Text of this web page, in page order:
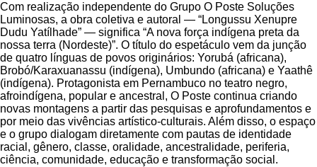
Com realização independente do Grupo O Poste Soluções
Luminosas, a obra coletiva e autoral — “Longussu Xenupre
Dudu Yatílhade” — significa “A nova força indígena preta da
nossa terra (Nordeste)”. O título do espetáculo vem da junção
de quatro línguas de povos originários: Yorubá (africana),
Brobó/Karaxuanassu (indígena), Umbundo (africana) e Yaathê
(indígena). Protagonista em Pernambuco no teatro negro,
afroindígena, popular e ancestral, O Poste continua criando
novas montagens a partir das pesquisas e aprofundamentos e
por meio das vivências artístico-culturais. Além disso, o espaço
e o grupo dialogam diretamente com pautas de identidade
racial, gênero, classe, oralidade, ancestralidade, periferia,
ciência, comunidade, educação e transformação social.